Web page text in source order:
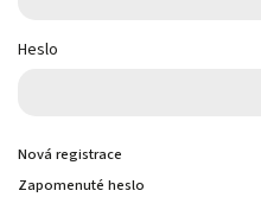
Heslo
Nová registrace
Zapomenuté heslo